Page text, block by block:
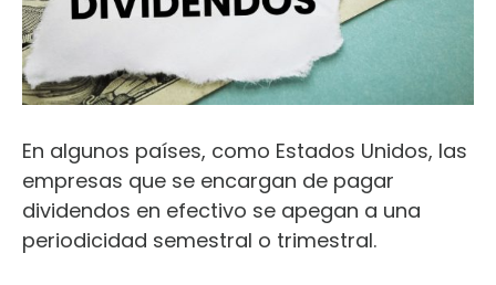
En algunos países, como Estados Unidos, las
empresas que se encargan de pagar
dividendos en efectivo se apegan a una
periodicidad semestral o trimestral.